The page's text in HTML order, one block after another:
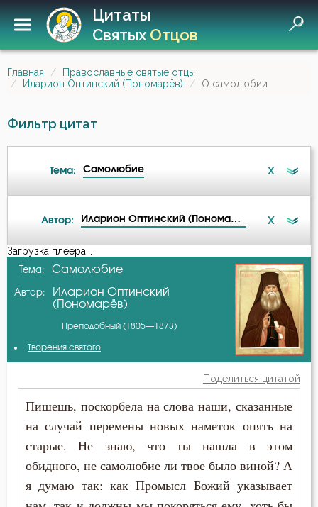
Цитаты
СвятыхОтцов
Главная
Православные святые отцы
Иларион Оптинский (Пономарёв)
О самолюбии
Фильтр цитат
Тема: Самолюбие X
Безмолвие
Благодать
Благословение
Блуд
Воля
Гадание
Автор: Иларион Оптинский (Пономарёв) X
А-я
Авва Исайя (Скитский)
Амвросий Оптинский (Гренков)
Василий Великий
Григорий Палама
Григорий Синаит
Ефрем Сирин
Игнатий Брянчанинов
Загрузка плеера...
Тема: Самолюбие
Автор:
Иларион Оптинский
(Пономарёв)
Преподобный (1805—1873)
Творения святого
Поделиться цитатой
Пишешь, поскорбела на слова наши, сказанные
на случай перемены новых наметок опять на
старые. Не знаю, что ты нашла в этом
обидного, не самолюбие ли твое было виной? А
я думаю так: как Промысл Божий указывает